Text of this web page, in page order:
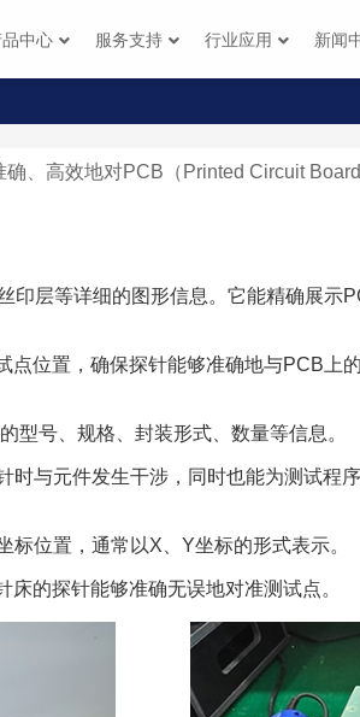
品中心 服务支持 行业应用 新闻
、高效地对PCB（Printed Circuit
印层等详细的图形信息。它能精确展
位置，确保探针能够准确地与PCB上
型号、规格、封装形式、数量等信息。
与元件发生干涉，同时也能为测试程
标位置，通常以X、Y坐标的形式表示。
床的探针能够准确无误地对准测试点。